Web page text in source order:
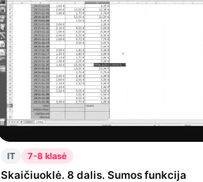
IT 7-8 klasė
Skaičiuoklė. 8 dalis. Sumos funkcija